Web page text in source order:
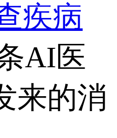
疾病
AI医
来的消